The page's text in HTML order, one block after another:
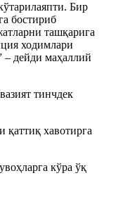
Бир
бостириб
ташқарига
ходимлари
– дейди маҳаллий
тинчдек
қаттиқ хавотирга
кўра ўқ